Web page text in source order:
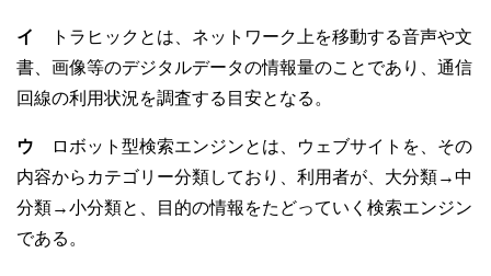
イ
トラヒックとは、ネットワーク上を移動する音声や文
書、画像等のデジタルデータの情報量のことであり、通信
回線の利用状況を調査する目安となる。
ウ ロボット型検索エンジンとは、ウェブサイトを、その
内容からカテゴリー分類しており、利用者が、大分類→中
分類→小分類と、目的の情報をたどっていく検索エンジン
である。